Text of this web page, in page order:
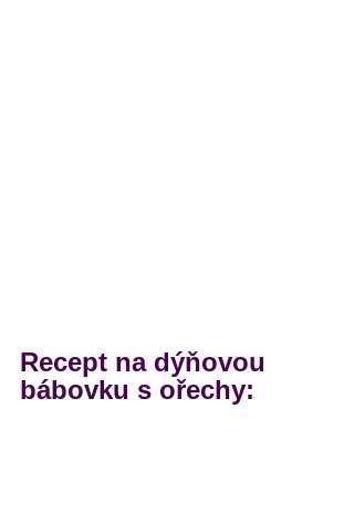
Recept na dýňovou
bábovku s ořechy: